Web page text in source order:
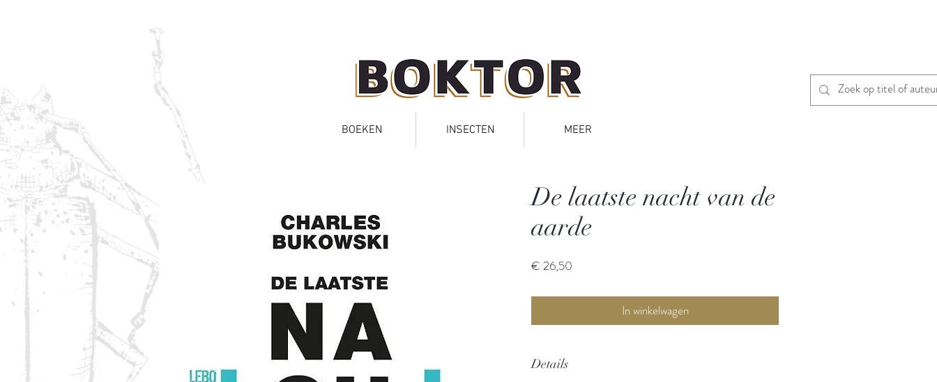
BOEKEN INSECTEN MEER
De laatste nacht van de
aarde
€ 26,50
In winkelwagen
Details